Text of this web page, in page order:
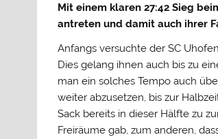
Mit einem klaren 27:42 Sieg
antreten und damit auch ihrer
Anfangs versuchte der SC
Dies gelang ihnen auch bis zu
man ein solches Tempo auch
weiter abzusetzen, bis zur
Sack bereits in dieser Hälfte zu
Freiräume gab, zum anderen,